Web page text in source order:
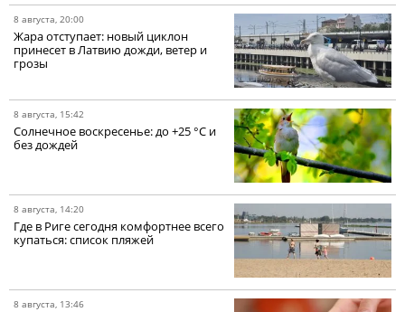
8 августа, 20:00
Жара отступает: новый циклон
принесет в Латвию дожди, ветер и
грозы
8 августа, 15:42
Солнечное воскресенье: до +25 °C и
без дождей
8 августа, 14:20
Где в Риге сегодня комфортнее всего
купаться: список пляжей
8 августа, 13:46